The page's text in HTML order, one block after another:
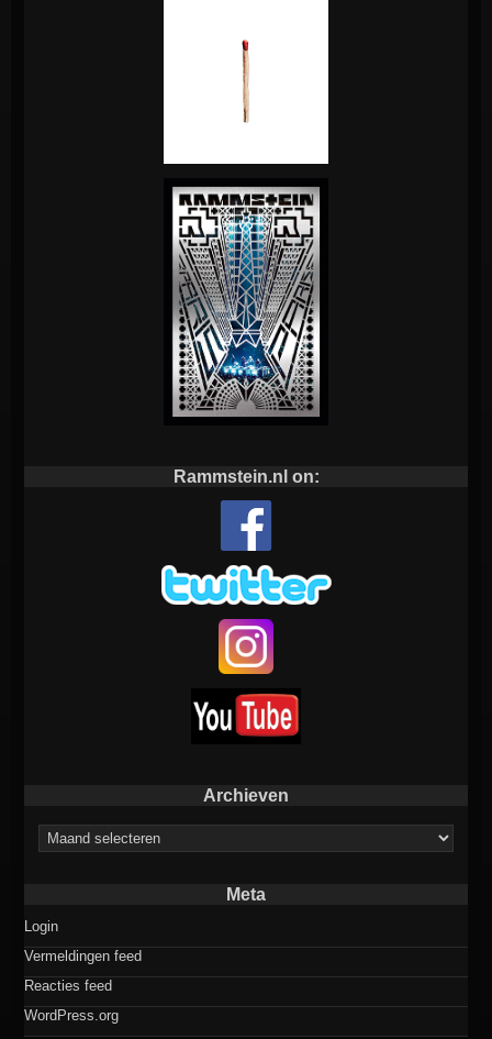
Rammstein.nl on:
Archieven
Archieven
Meta
Login
Vermeldingen feed
Reacties feed
WordPress.org